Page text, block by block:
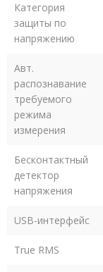
Категория
защиты по
напряжению
Авт.
распознавание
требуемого
режима
измерения
Бесконтактный
детектор
напряжения
USB-интерфейс
True RMS